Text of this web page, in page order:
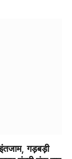
गड़बड़ी